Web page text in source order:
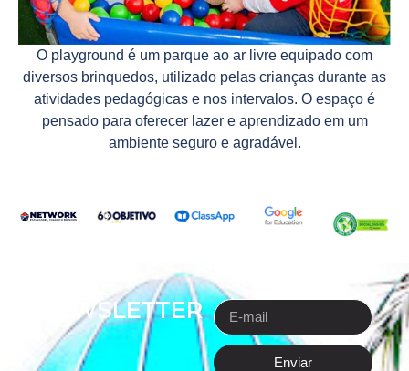
O playground é um parque ao ar livre equipado com
diversos brinquedos, utilizado pelas crianças durante as
atividades pedagógicas e nos intervalos. O espaço é
pensado para oferecer lazer e aprendizado em um
ambiente seguro e agradável.
NEWSLETTER
Enviar